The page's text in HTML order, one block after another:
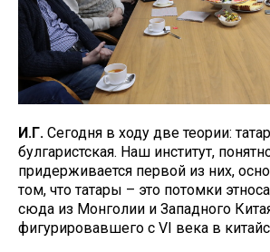
И.Г. Сегодня в ходу две теории:
булгаристская. Наш институт,
придерживается первой из них,
том, что татары – это потомки
сюда из Монголии и Западного
фигурировавшего с VI века в